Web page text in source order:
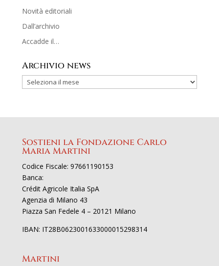
Novità editoriali
Dall’archivio
Accadde il…
Archivio news
Sostieni la Fondazione Carlo
Maria Martini
Codice Fiscale: 97661190153
Banca:
Crédit Agricole Italia SpA
Agenzia di Milano 43
Piazza San Fedele 4 – 20121 Milano
IBAN: IT28B0623001633000015298314
Martini